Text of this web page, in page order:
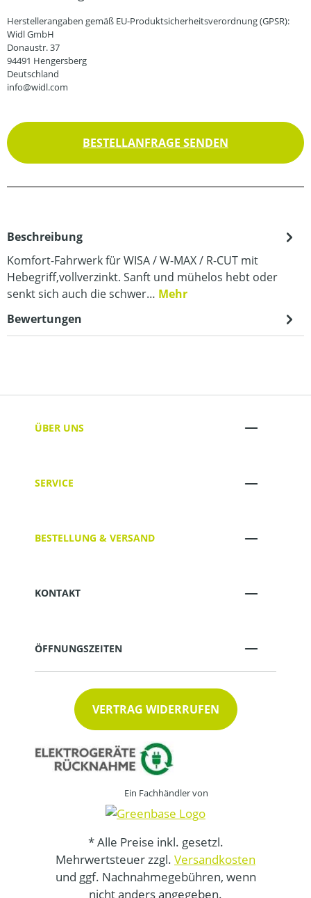
Herstellerangaben gemäß EU-Produktsicherheitsverordnung (GPSR):
Widl GmbH
Donaustr. 37
94491 Hengersberg
Deutschland
info@widl.com
BESTELLANFRAGE SENDEN
Beschreibung
Komfort-Fahrwerk für WISA / W-MAX / R-CUT mit
Hebegriff,vollverzinkt. Sanft und mühelos hebt oder
senkt sich auch die schwer… Mehr
Bewertungen
ÜBER UNS
SERVICE
BESTELLUNG & VERSAND
KONTAKT
ÖFFNUNGSZEITEN
VERTRAG WIDERRUFEN
Ein Fachhändler von
* Alle Preise inkl. gesetzl.
Mehrwertsteuer zzgl. Versandkosten
und ggf. Nachnahmegebühren, wenn
nicht anders angegeben.